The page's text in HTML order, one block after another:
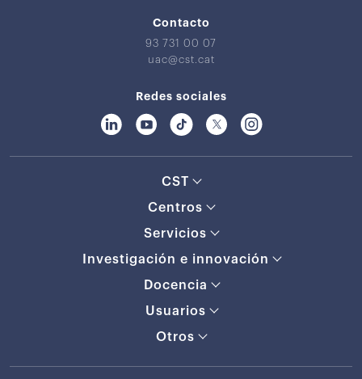
Contacto
93 731 00 07
uac@cst.cat
Redes sociales
CST
Centros
Servicios
Investigación e innovación
Docencia
Usuarios
Otros